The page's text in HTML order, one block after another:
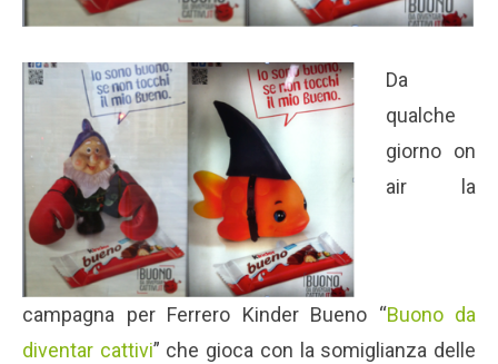
Da
qualche
giorno on
air la
campagna per Ferrero Kinder Bueno “Buono da
diventar cattivi” che gioca con la somiglianza delle